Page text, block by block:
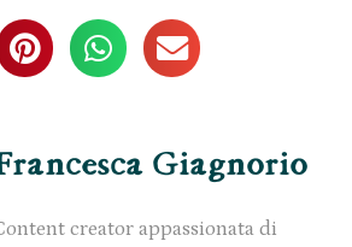
Giagnorio
creator appassionata di